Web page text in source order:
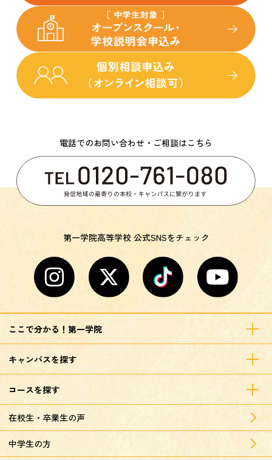
電話でのお問い合わせ・ご相談はこちら
第一学院高等学校 公式SNSをチェック
ここで分かる！第一学院
キャンパスを探す
コースを探す
在校生・卒業生の声
中学生の方